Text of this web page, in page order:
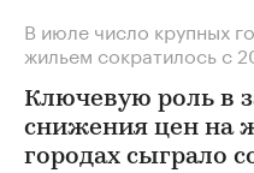
В июле число крупных
жильем сократилось с
Ключевую роль в
снижения цен на
городах сыграло